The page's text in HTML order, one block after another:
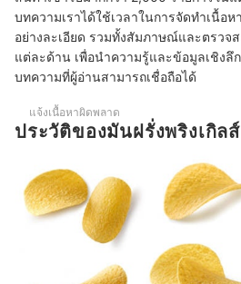
บทความเราได้ใช้เวลาในการจัดทำเนื้อ
อย่างละเอียด รวมทั้งสัมภาษณ์และตรว
แต่ละด้าน เพื่อนำความรู้และข้อมูลเชิงลึ
บทความที่ผู้อ่านสามารถเชื่อถือได้
แจ้งเนื้อหาผิดพลาด
ประวัติของมันฝรั่งพริงเกิล